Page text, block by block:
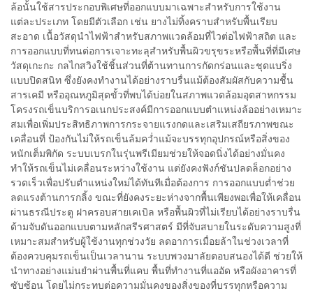
ล้อนั้นใช้สารประกอบพิเศษที่ออกแบบมาเฉพาะสำหรับการใช้งาน
แต่ละประเภท โดยมีตัวเลือก เช่น ยางไม่ทิ้งคราบสำหรับพื้นเรียบ
สะอาด เนื้อวัสดุนำไฟฟ้าสำหรับสภาพแวดล้อมที่ไวต่อไฟฟ้าสถิต และ
การออกแบบที่ทนต่อการเจาะทะลุสำหรับพื้นผิวขรุขระหรือพื้นที่ที่มีเศษ
วัสดุเกะกะ กลไกสวิงใช้ชิ้นส่วนที่ต้านทานการกัดกร่อนและชุดแบริ่ง
แบบปิดสนิท ซึ่งยังคงทำงานได้อย่างราบรื่นแม้ต้องสัมผัสกับความชื้น
สารเคมี หรืออุณหภูมิสุดขั้วที่พบได้บ่อยในสภาพแวดล้อมอุตสาหกรรม
โครงรถเข็นบริการอเนกประสงค์มีการออกแบบตำแหน่งล้ออย่างเหมาะ
สมเพื่อเพิ่มประสิทธิภาพการกระจายแรงกดและเสริมเสถียรภาพขณะ
เคลื่อนที่ ป้องกันไม่ให้รถเข็นล้มคว่ำแม้จะบรรทุกอุปกรณ์หรือสิ่งของ
หนักเต็มพิกัด ระบบเบรกในรุ่นพรีเมียมช่วยให้จอดนิ่งได้อย่างมั่นคง
ทำให้รถเข็นไม่เคลื่อนระหว่างใช้งาน แต่ยังคงฟังก์ชันปลดล็อกอย่าง
รวดเร็วเพื่อปรับตำแหน่งใหม่ได้ทันทีเมื่อต้องการ การออกแบบต่ำช่วย
ลดแรงต้านการกลิ้ง ขณะที่ยังคงระยะห่างจากพื้นเพียงพอเพื่อให้เคลื่อน
ผ่านธรณีประตู ฝาครอบสายเคเบิล หรือพื้นผิวที่ไม่เรียบได้อย่างราบรื่น
ด้ามจับดันออกแบบตามหลักสรีรศาสตร์ มีที่จับสบายในระดับความสูงที่
เหมาะสมสำหรับผู้ใช้งานทุกช่วงวัย ลดอาการเมื่อยล้าในช่วงเวลาที่
ต้องควบคุมรถเข็นเป็นเวลานาน ระบบพวงมาลัยตอบสนองได้ดี ช่วยให้
นำทางอย่างแม่นยำผ่านพื้นที่แคบ พื้นที่ทำงานที่แออัด หรือผังอาคารที่
ซับซ้อน โดยไม่กระทบต่อความมั่นคงของสิ่งของที่บรรทุกหรือความ